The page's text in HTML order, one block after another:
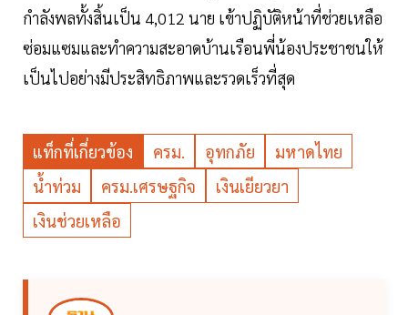
กำลังพลทั้งสิ้นเป็น 4,012 นาย เข้าปฏิบัติหน้าที่ช่วยเหลือ
ซ่อมแซมและทำความสะอาดบ้านเรือนพี่น้องประชาชนให้
เป็นไปอย่างมีประสิทธิภาพและรวดเร็วที่สุด
แท็กที่เกี่ยวข้อง ครม. อุทกภัย
มหาดไทย
น้ำท่วม
ครม.เศรษฐกิจ
เงินเยียวยา
เงินช่วยเหลือ